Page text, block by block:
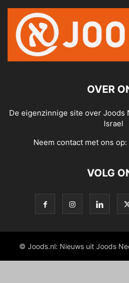
OVER
De eigenzinnige site over Joods
Israel
Neem contact met ons op:
VOLG
© Joods.nl: Nieuws uit Joods